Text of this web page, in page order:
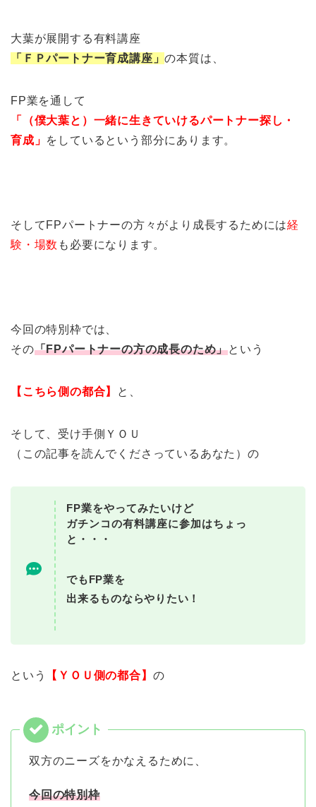
大葉が展開する有料講座
「ＦＰパートナー育成講座」の本質は、
FP業を通して
「（僕大葉と）一緒に生きていけるパートナー探し・
育成」 をしているという部分にあります。
そしてFPパートナーの方々がより成長するためには経
験・場数 も必要になります。
今回の特別枠では、
その「FPパートナーの方の成長のため」という
【こちら側の都合】 と、
そして、受け手側ＹＯＵ
（この記事を読んでくださっているあなた）の
FP業をやってみたいけど
ガチンコの有料講座に参加はちょっ
と・・・
でもFP業を
出来るものならやりたい！
という 【ＹＯＵ側の都合】 の
双方のニーズをかなえるために、
今回の特別枠